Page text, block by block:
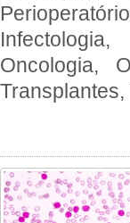
Oncologia,